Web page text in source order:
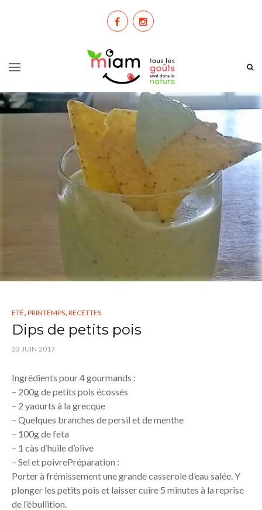
ETÉ PRINTEMPS RECETTES
Dips de petits pois
23 JUIN 2017
Ingrédients pour 4 gourmands :
– 200g de petits pois écossés
– 2 yaourts à la grecque
– Quelques branches de persil et de menthe
– 100g de feta
– 1 càs d’huile d’olive
– Sel et poivrePréparation :
Porter à frémissement une grande casserole d’eau salée. Y
plonger les petits pois et laisser cuire 5 minutes à la reprise
de l’ébullition.